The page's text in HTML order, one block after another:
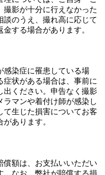
影が十分に行えなかった
のうえ、撮れ高に応じて
する場合があります。
感染症に罹患している場
状がある場合は、事前に
出ください。申告なく撮影
ラマンや着付け師が感染し
て生じた損害についてお客
あります。
償額は、お支払いいただい
。なお、弊社が賠償する損